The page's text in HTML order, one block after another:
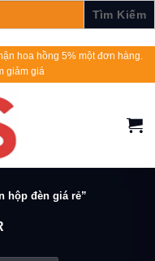
hoa hồng 5% một đơn hàng.
giảm giá
hộp đèn giá rẻ”